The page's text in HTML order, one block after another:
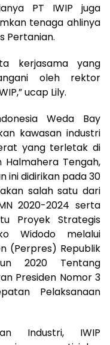
PT IWIP juga
tenaga ahlinya
Pertanian.
kerjasama yang
oleh rektor
ucap Lily.
Weda Bay
kawasan industri
yang terletak di
Halmahera Tengah,
ini didirikan pada 30
salah satu dari
2020-2024 serta
Proyek Strategis
Widodo melalui
(Perpres) Republik
2020 Tentang
Presiden Nomor 3
Pelaksanaan
Industri, IWIP